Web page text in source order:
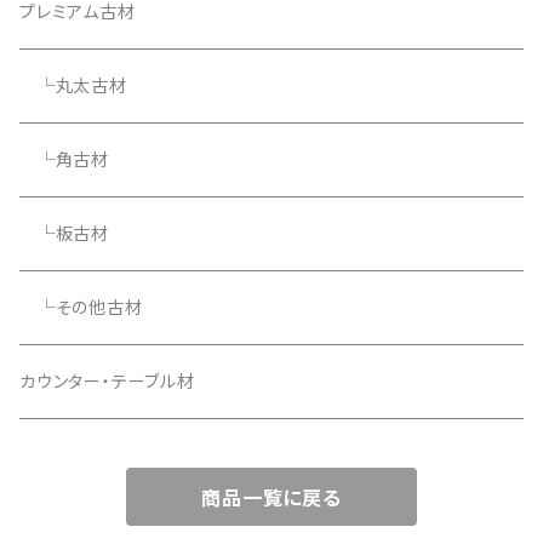
プレミアム古材
└丸太古材
└角古材
└板古材
└その他古材
カウンター・テーブル材
商品一覧に戻る